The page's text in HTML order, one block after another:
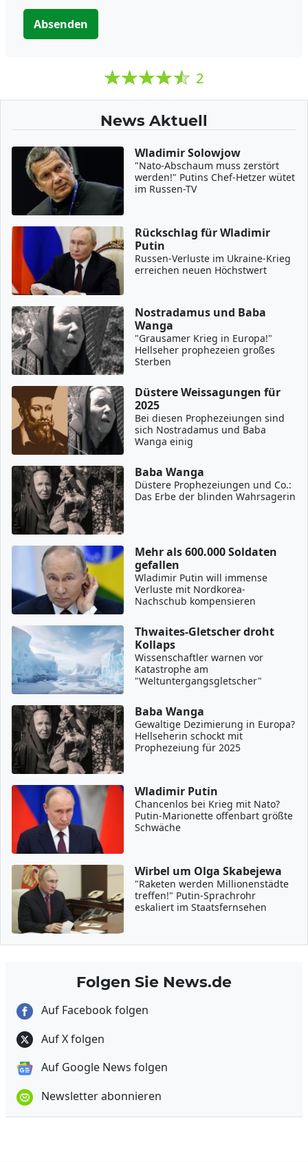
Absenden
2
News Aktuell
Wladimir Solowjow
"Nato-Abschaum muss zerstört
werden!" Putins Chef-Hetzer wütet
im Russen-TV
Rückschlag für Wladimir
Putin
Russen-Verluste im Ukraine-Krieg
erreichen neuen Höchstwert
Nostradamus und Baba
Wanga
"Grausamer Krieg in Europa!"
Hellseher prophezeien großes
Sterben
Düstere Weissagungen für
2025
Bei diesen Prophezeiungen sind
sich Nostradamus und Baba
Wanga einig
Baba Wanga
Düstere Prophezeiungen und Co.:
Das Erbe der blinden Wahrsagerin
Mehr als 600.000 Soldaten
gefallen
Wladimir Putin will immense
Verluste mit Nordkorea-
Nachschub kompensieren
Thwaites-Gletscher droht
Kollaps
Wissenschaftler warnen vor
Katastrophe am
"Weltuntergangsgletscher"
Baba Wanga
Gewaltige Dezimierung in Europa?
Hellseherin schockt mit
Prophezeiung für 2025
Wladimir Putin
Chancenlos bei Krieg mit Nato?
Putin-Marionette offenbart größte
Schwäche
Wirbel um Olga Skabejewa
"Raketen werden Millionenstädte
treffen!" Putin-Sprachrohr
eskaliert im Staatsfernsehen
Folgen Sie News.de
Auf Facebook folgen
Auf X folgen
Auf Google News folgen
Newsletter abonnieren